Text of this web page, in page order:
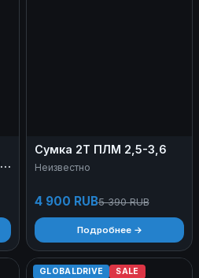
Сумка 2Т ПЛМ 2,5-3,6
Неизвестно
4 900 RUB5 390 RUB
Подробнее →
GLOBALDRIVE SALE